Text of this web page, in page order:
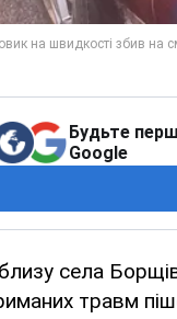
Будьте
Google
села
травм